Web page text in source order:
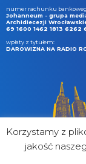
numer rachunku
Johanneum - grupa
Archidiecezji
69 1600 1462 1813 6262
wpłaty z tytułem:
DAROWIZNA NA RADIO
Korzystamy z
jakość